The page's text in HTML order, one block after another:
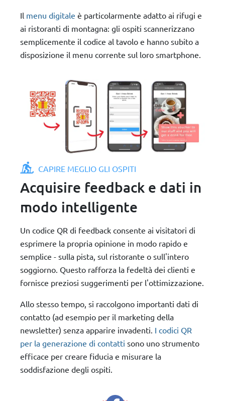
Il menu digitale è particolarmente adatto ai rifugi e
ai ristoranti di montagna: gli ospiti scannerizzano
semplicemente il codice al tavolo e hanno subito a
disposizione il menu corrente sul loro smartphone.
CAPIRE MEGLIO GLI OSPITI
Acquisire feedback e dati in
modo intelligente
Un codice QR di feedback consente ai visitatori di
esprimere la propria opinione in modo rapido e
semplice - sulla pista, sul ristorante o sull'intero
soggiorno. Questo rafforza la fedeltà dei clienti e
fornisce preziosi suggerimenti per l'ottimizzazione.
Allo stesso tempo, si raccolgono importanti dati di
contatto (ad esempio per il marketing della
newsletter) senza apparire invadenti. I codici QR
per la generazione di contatti sono uno strumento
efficace per creare fiducia e misurare la
soddisfazione degli ospiti.